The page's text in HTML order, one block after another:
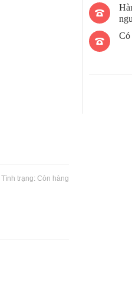
Tình trạng: Còn hàng
Có